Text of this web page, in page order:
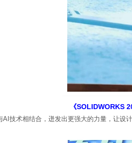
《SOLIDWORKS
AI技术相结合，迸发出更强大的力量，让设